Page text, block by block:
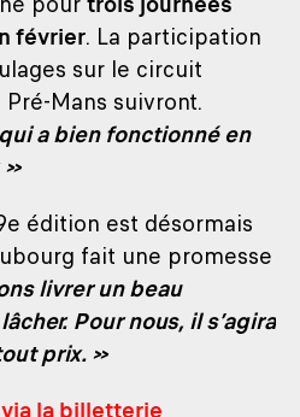
février. La participation
sur le circuit
Mans suivront.
a bien fonctionné en
»
édition est désormais
fait une promesse
livrer un beau
Pour nous, il s’agira
prix. »